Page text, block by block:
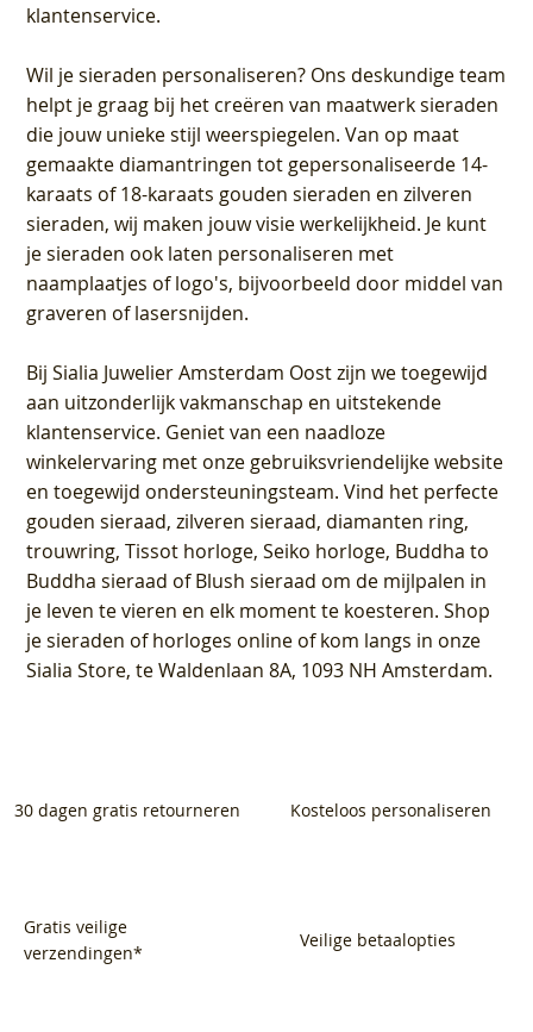
klantenservice.
Wil je sieraden personaliseren? Ons deskundige team
helpt je graag bij het creëren van maatwerk sieraden
die jouw unieke stijl weerspiegelen. Van op maat
gemaakte diamantringen tot gepersonaliseerde 14-
karaats of 18-karaats gouden sieraden en zilveren
sieraden, wij maken jouw visie werkelijkheid. Je kunt
je sieraden ook laten personaliseren met
naamplaatjes of logo's, bijvoorbeeld door middel van
graveren of lasersnijden.
BijSialia Juwelier Amsterdam Oostzijn we toegewijd
aan uitzonderlijk vakmanschap en uitstekende
klantenservice. Geniet van een naadloze
winkelervaring met onze gebruiksvriendelijke website
en toegewijd ondersteuningsteam. Vind het perfecte
gouden sieraad, zilveren sieraad, diamanten ring,
trouwring, Tissot horloge, Seiko horloge, Buddha to
Buddha sieraad of Blush sieraad om de mijlpalen in
je leven te vieren en elk moment te koesteren. Shop
je sieraden of horloges online of kom langs in onze
Sialia Store, te Waldenlaan 8A, 1093 NH Amsterdam.
30 dagen gratis retourneren Kosteloos personaliseren
Gratis veilige
verzendingen*
Veilige betaalopties